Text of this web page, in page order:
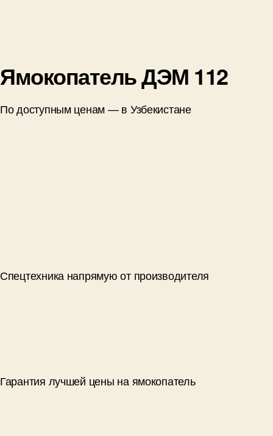
Ямокопатель ДЭМ 112
По доступным ценам — в Узбекистане
Спецтехника напрямую от производителя
Гарантия лучшей цены на ямокопатель